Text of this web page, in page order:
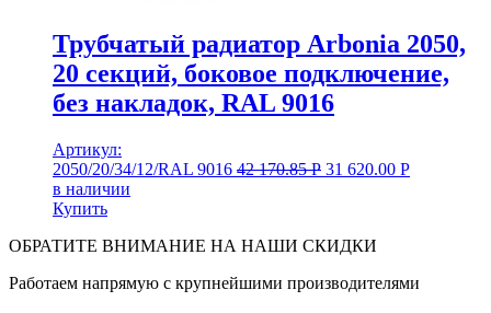
Трубчатый радиатор Arbonia 2050,
20 секций, боковое подключение,
без накладок, RAL 9016
Артикул:
2050/20/34/12/RAL 9016 42 170.85Р 31 620.00 Р
в наличии
Купить
ОБРАТИТЕ ВНИМАНИЕ НА НАШИ СКИДКИ
Работаем напрямую с крупнейшими производителями